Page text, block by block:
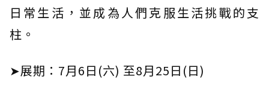
日常生活，並成為人們克服生活挑戰的支
柱。
➤展期：7月6日(六) 至8月25日(日)